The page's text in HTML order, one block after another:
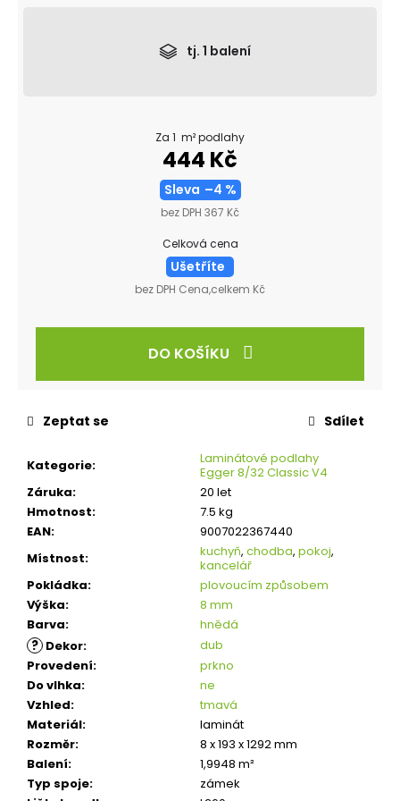
tj. 1 balení
Za 1 m² podlahy
444 Kč
Sleva –4 %
bez DPH 367 Kč
Celková cena
Ušetříte
bez DPH Cena,celkem Kč
DO KOŠÍKU
Kategorie:
Laminátové podlahy
Egger 8/32 Classic V4
Záruka:
20 let
Hmotnost:
7.5 kg
EAN:
9007022367440
Místnost: kuchyň, chodba, pokoj,
kancelář
Pokládka:
plovoucím způsobem
Výška:
8 mm
Barva: hnědá
? Dekor:
dub
Provedení:
prkno
Do vlhka:
ne
Vzhled:
tmavá
Materiál:
laminát
Rozměr:
8 x 193 x 1292 mm
Balení:
1,9948 m²
Typ spoje:
zámek
Zeptat se Sdílet